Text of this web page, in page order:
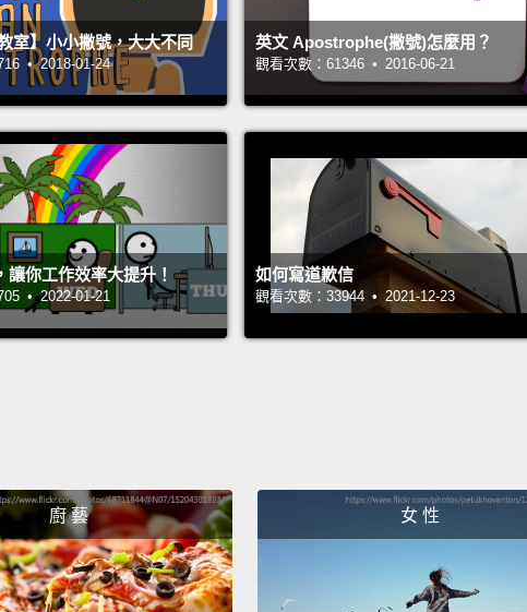
cutting
that
it also
分號：一開
開朗；最後
號隔開句子
裡。但接著
以比逗號使
的物品分在
better
were once
put them.
These two
室】小小撇號，大大不同
• 2018-01-24
英文 Apostrophe(撇號)怎麼用？
觀看次數：61346 • 2016-06-21
讓你工作效率大提升！
• 2022-01-21
如何寫道歉信
觀看次數：33944 • 2021-12-23
廚 藝 女 性